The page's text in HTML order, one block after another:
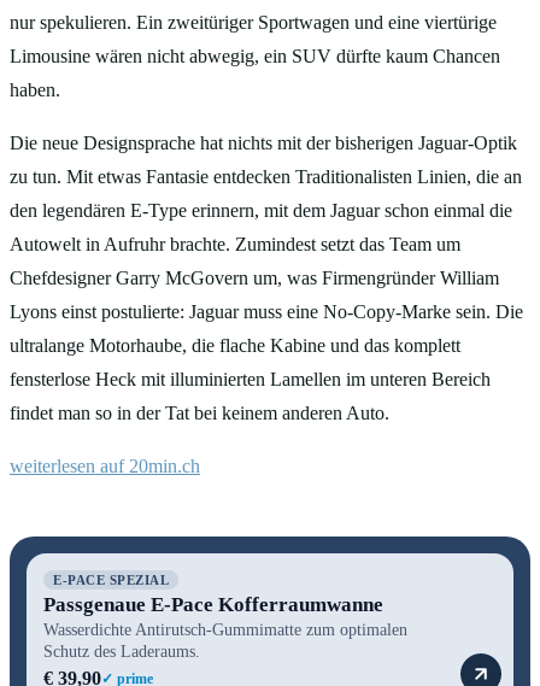
nur spekulieren. Ein zweitüriger Sportwagen und eine viertürige
Limousine wären nicht abwegig, ein SUV dürfte kaum Chancen
haben.
Die neue Designsprache hat nichts mit der bisherigen Jaguar-Optik
zu tun. Mit etwas Fantasie entdecken Traditionalisten Linien, die an
den legendären E-Type erinnern, mit dem Jaguar schon einmal die
Autowelt in Aufruhr brachte. Zumindest setzt das Team um
Chefdesigner Garry McGovern um, was Firmengründer William
Lyons einst postulierte: Jaguar muss eine No-Copy-Marke sein. Die
ultralange Motorhaube, die flache Kabine und das komplett
fensterlose Heck mit illuminierten Lamellen im unteren Bereich
findet man so in der Tat bei keinem anderen Auto.
weiterlesen auf 20min.ch
E-PACE SPEZIAL
Passgenaue E-Pace Kofferraumwanne
Wasserdichte Antirutsch-Gummimatte zum optimalen
Schutz des Laderaums.
€ 39,90✓ prime